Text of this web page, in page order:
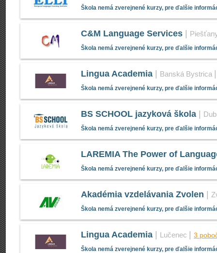
Škola nemá zverejnené kurzy, pre ďalšie
C&M Language Services
Škola nemá zverejnené kurzy, pre ďalšie
Lingua Academia Banská Bystrica
Škola nemá zverejnené kurzy, pre ďalšie
BS SCHOOL jazyková škola
Škola nemá zverejnené kurzy, pre ďalšie
LAREMIA The Power of
Škola nemá zverejnené kurzy, pre ďalšie
Akadémia vzdelávania Zvolen
Škola nemá zverejnené kurzy, pre ďalšie
Lingua Academia Lučenec 3
Škola nemá zverejnené kurzy, pre ďalšie